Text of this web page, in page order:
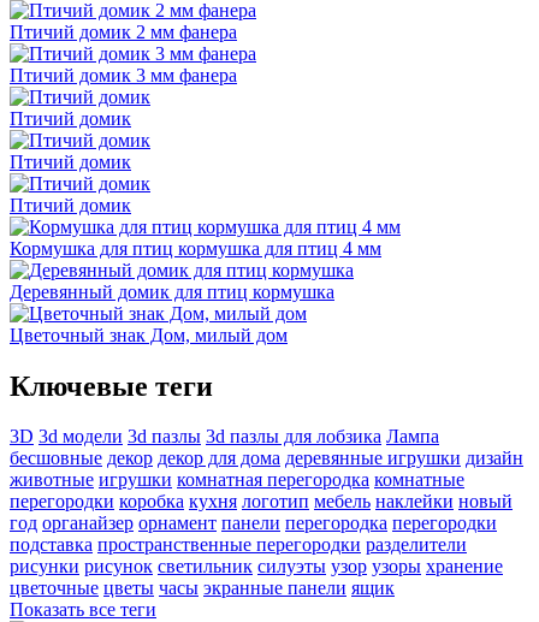
Птичий домик 2 мм фанера
Птичий домик 3 мм фанера
Птичий домик
Птичий домик
Птичий домик
Кормушка для птиц кормушка для птиц 4 мм
Деревянный домик для птиц кормушка
Цветочный знак Дом, милый дом
Ключевые теги
3D 3d модели 3d пазлы 3d пазлы для лобзика Лампа
бесшовные декор декор для дома деревянные игрушки дизайн
животные игрушки комнатная перегородка комнатные
перегородки коробка кухня логотип мебель наклейки новый
год органайзер орнамент панели перегородка перегородки
подставка пространственные перегородки разделители
рисунки рисунок светильник силуэты узор узоры хранение
цветочные цветы часы экранные панели ящик
Показать все теги